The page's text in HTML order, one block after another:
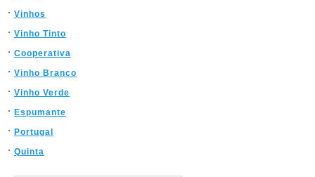
Vinhos
Vinho Tinto
Cooperativa
Vinho Branco
Vinho Verde
Espumante
Portugal
Quinta